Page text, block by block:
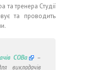
та тренера Студії
та проводить
СОВа
–
викладачів